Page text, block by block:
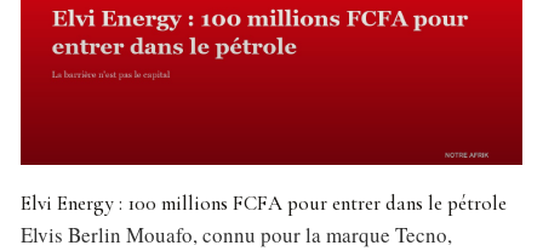
Elvi Energy : 100 millions FCFA pour entrer dans le pétrole
Elvis Berlin Mouafo, connu pour la marque Tecno,